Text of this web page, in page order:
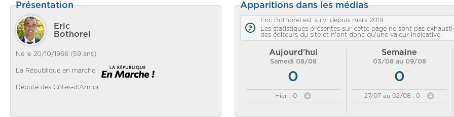
Présentation
Eric
Bothorel
Né le 20/10/1966 (59 ans)
La République en marche !
Député des Côtes-d'Armor
Apparitions dans les médias
Eric Bothorel est suivi depuis mars 2019
Les statistiques présentes sur cette page ne sont pas
des éditeurs du site et n'ont donc qu'une valeur indicative.
Aujourd'hui
Samedi 08/08
0
Hier : 0
Semaine
03/08 au 09/08
0
27/07 au 02/08 : 0